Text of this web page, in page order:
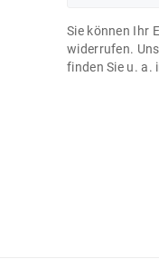
Sie können Ihr
widerrufen.
finden Sie u. a.